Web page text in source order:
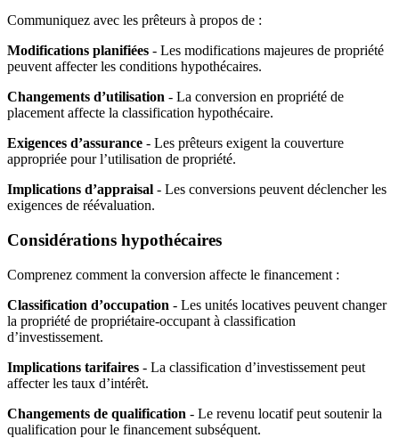
Communiquez avec les prêteurs à propos de :
Modifications planifiées - Les modifications majeures de propriété
peuvent affecter les conditions hypothécaires.
Changements d’utilisation - La conversion en propriété de
placement affecte la classification hypothécaire.
Exigences d’assurance - Les prêteurs exigent la couverture
appropriée pour l’utilisation de propriété.
Implications d’appraisal - Les conversions peuvent déclencher les
exigences de réévaluation.
Considérations hypothécaires
Comprenez comment la conversion affecte le financement :
Classification d’occupation - Les unités locatives peuvent changer
la propriété de propriétaire-occupant à classification
d’investissement.
Implications tarifaires - La classification d’investissement peut
affecter les taux d’intérêt.
Changements de qualification - Le revenu locatif peut soutenir la
qualification pour le financement subséquent.